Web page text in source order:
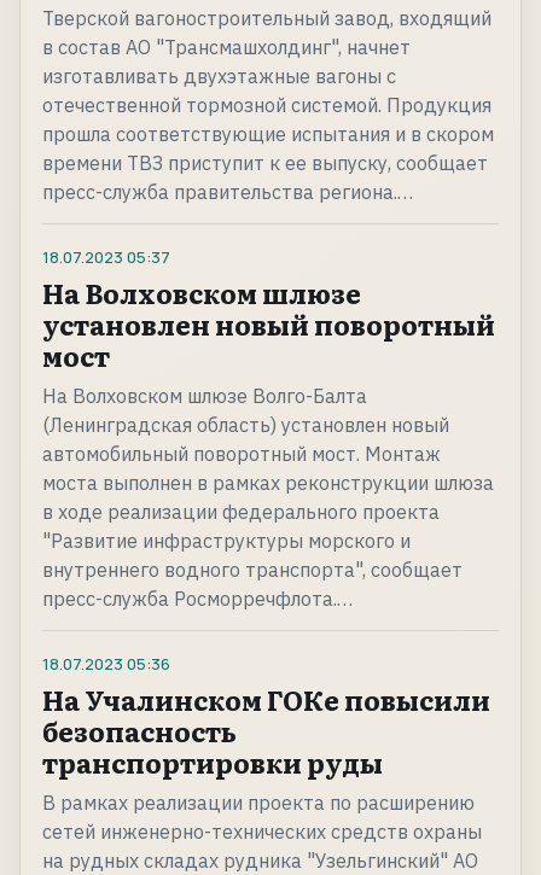
Тверской вагоностроительный завод, входящий
в состав АО "Трансмашхолдинг", начнет
изготавливать двухэтажные вагоны с
отечественной тормозной системой. Продукция
прошла соответствующие испытания и в скором
времени ТВЗ приступит к ее выпуску, сообщает
пресс-служба правительства региона.…
18.07.2023 05:37
На Волховском шлюзе
установлен новый поворотный
мост
На Волховском шлюзе Волго-Балта
(Ленинградская область) установлен новый
автомобильный поворотный мост. Монтаж
моста выполнен в рамках реконструкции шлюза
в ходе реализации федерального проекта
"Развитие инфраструктуры морского и
внутреннего водного транспорта", сообщает
пресс-служба Росморречфлота.…
18.07.2023 05:36
На Учалинском ГОКе повысили
безопасность
транспортировки руды
В рамках реализации проекта по расширению
сетей инженерно-технических средств охраны
на рудных складах рудника "Узельгинский" АО